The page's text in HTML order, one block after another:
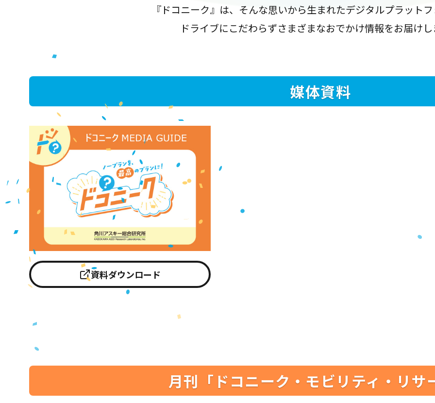
『ドコニーク』は、そんな思いから生まれたデジタルプラット
ドライブにこだわらずさまざまなおでかけ情報をお届け
媒体資料
資料ダウンロード
月刊「ドコニーク・モビリティ・リサ